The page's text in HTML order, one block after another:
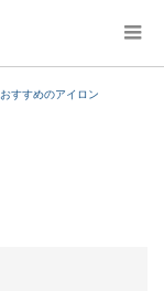
すすめのアイロン